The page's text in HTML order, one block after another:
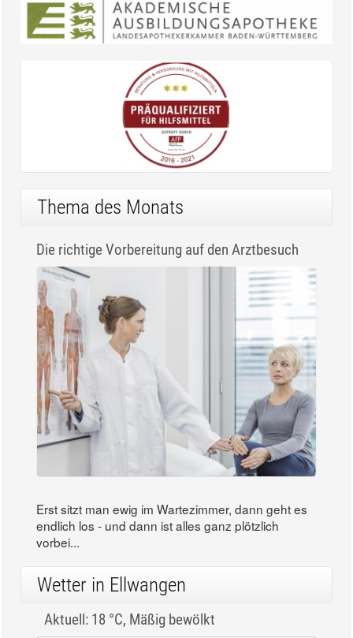
Thema des Monats
Die richtige Vorbereitung auf den Arztbesuch
Erst sitzt man ewig im Wartezimmer, dann geht es
endlich los - und dann ist alles ganz plötzlich
vorbei...
Wetter in Ellwangen
Aktuell: 18 °C, Mäßig bewölkt